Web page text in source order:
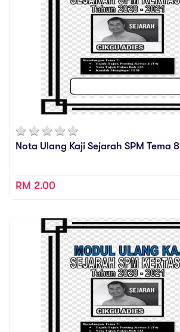
Nota Ulang Kaji Sejarah SPM Tema 8
RM 2.00